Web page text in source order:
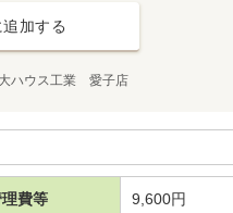
加する
ハウス工業 愛子店
費等 9,600円